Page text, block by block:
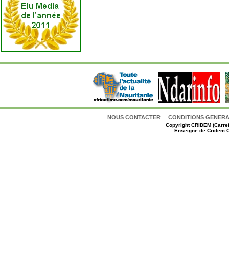
NOUS CONTACTER CONDITIONS
CopyrightCRIDEM
Enseigne de Cridem